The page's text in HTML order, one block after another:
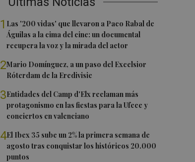
1 Las '200 vidas' que llevaron a Paco Rabal de
Águilas a la cima del cine: un documental
recupera la voz y la mirada del actor
2Mario Domínguez, a un paso del Excelsior
Róterdam de la Eredivisie
3Entidades del Camp d'Elx reclaman más
protagonismo en las fiestas para la Ufece y
conciertos en valenciano
4El Ibex 35 sube un 2% la primera semana de
agosto tras conquistar los históricos 20.000
puntos